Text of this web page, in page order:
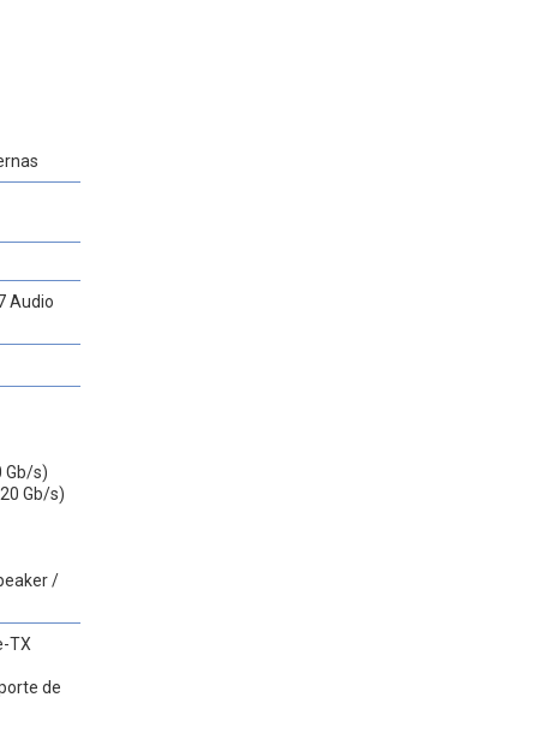
Audio
Gb/s)
Gb/s)
/
TX
de